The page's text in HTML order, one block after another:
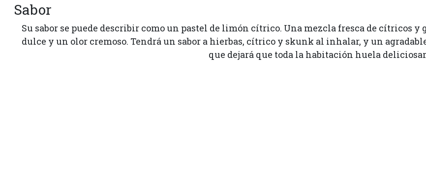
Sabor
Su sabor se puede describir como un pastel de limón cítrico. Una mezcla fresca de cítricos
dulce y un olor cremoso. Tendrá un sabor a hierbas, cítrico y skunk al inhalar, y un
que dejará que toda la habitación huela